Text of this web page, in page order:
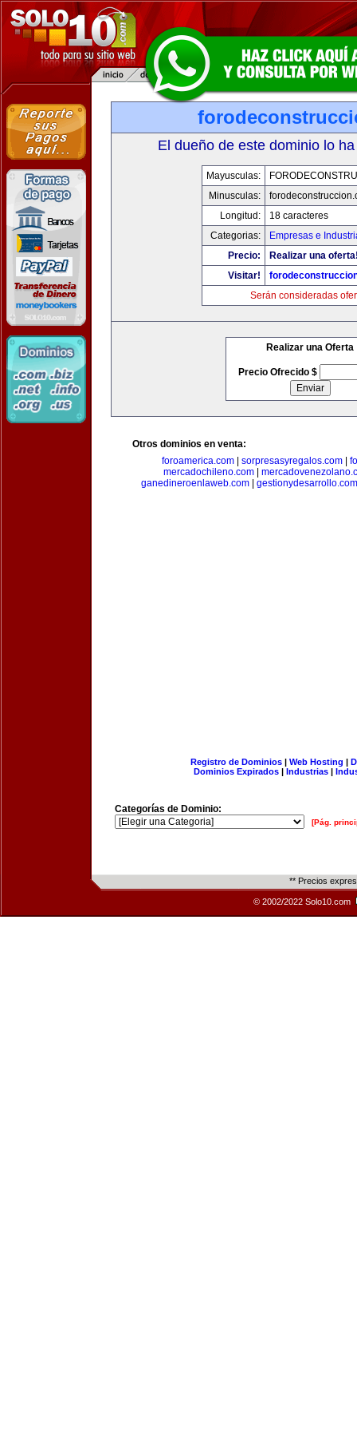
El dueño de este dominio lo
Mayusculas:
Minusculas:
Longitud:
18 caracteres
Categorias:
Empresas e
Precio:
Realizar una
Visitar!
Serán consideradas
Realizar una Oferta
Precio Ofrecido $
Otros dominios en venta:
foroamerica.com
sorpresasyregalos.com
mercadochileno.com
ganedineroenlaweb.com
gestionydesarrollo.com
Registro de Dominios| Web Hosting |
Dominios Expirados | Industrias |
Categorías de Dominio:
[Pág.
** Precios
© 2002/2022 Solo10.com